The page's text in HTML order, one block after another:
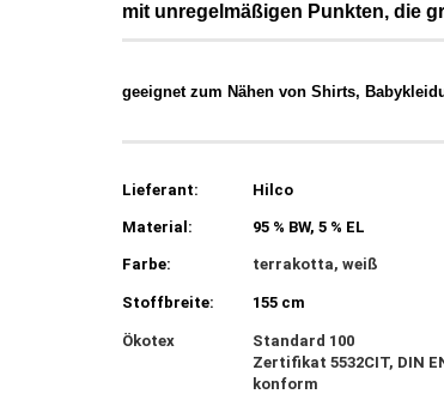
mit unregelmäßigen Punkten, die
geeignet zum Nähen von Shirts,
Lieferant: Hilco
Material: 95 % BW, 5 % EL
Farbe: terrakotta, weiß
Stoffbreite: 155 cm
Ökotex
Standard 100
Zertifikat 5532CIT, DIN
konform